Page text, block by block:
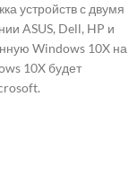
устройств с двумя
ASUS, Dell, HP и
Windows 10X на
10X будет